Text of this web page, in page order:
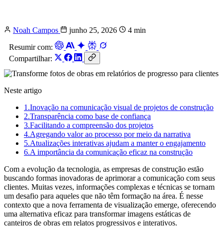
Noah Campos junho 25, 2026
4 min
Resumir com:
Compartilhar:
Neste artigo
1.Inovação na comunicação visual de projetos de construção
2.Transparência como base de confiança
3.Facilitando a compreensão dos projetos
4.Agregando valor ao processo por meio da narrativa
5.Atualizações interativas ajudam a manter o engajamento
6.A importância da comunicação eficaz na construção
Com a evolução da tecnologia, as empresas de construção estão
buscando formas inovadoras de aprimorar a comunicação com seus
clientes. Muitas vezes, informações complexas e técnicas se tornam
um desafio para aqueles que não têm formação na área. É nesse
contexto que a nova ferramenta de visualização emerge, oferecendo
uma alternativa eficaz para transformar imagens estáticas de
canteiros de obras em relatos progressivos e interativos.